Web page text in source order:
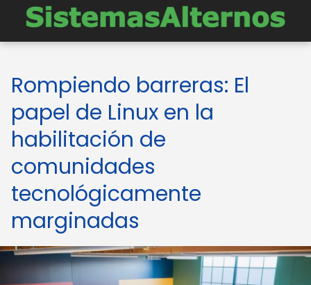
Rompiendo barreras: El
papel de Linux en la
habilitación de
comunidades
tecnológicamente
marginadas